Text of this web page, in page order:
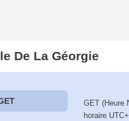
De La Géorgie
GET (Heure
horaire